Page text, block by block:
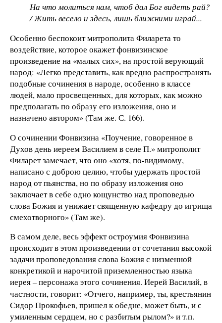
На что молиться нам, чтоб дал Бог видеть рай?
/ Жить весело и здесь, лишь ближними играй...
Особенно беспокоит митрополита Филарета то
воздействие, которое окажет фонвизинское
произведение на «малых сих», на простой верующий
народ: «Легко представить, как вредно распространять
подобные сочинения в народе, особенно в классе
людей, мало просвещенных, для которых, как можно
предполагать по образу его изложения, оно и
назначено автором» (Там же. С. 166).
О сочинении Фонвизина «Поучение, говоренное в
Духов день иереем Василием в селе П.» митрополит
Филарет замечает, что оно «хотя, по-видимому,
написано с доброю целию, чтобы удержать простой
народ от пьянства, но по образу изложения оно
заключает в себе одно кощунство над проповедью
слова Божия и унижает священную кафедру до игрища
смехотворного» (Там же).
В самом деле, весь эффект остроумия Фонвизина
происходит в этом произведении от сочетания высокой
задачи проповедования слова Божия с низменной
конкретикой и нарочитой приземленностью языка
иерея – персонажа этого сочинения. Иерей Василий, в
частности, говорит: «Отчего, например, ты, крестьянин
Сидор Прокофьев, пришел к обедне, может быть, и с
умиленным сердцем, но с разбитым рылом?» и т.п.